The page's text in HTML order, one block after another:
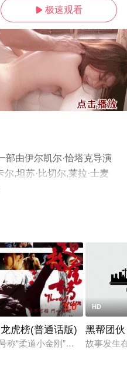
 极速观看
部由伊尔凯尔·恰塔克导演
,坦苏·比切尔,莱拉·士麦
普库尔特,希尔·艾罗格
电影网，更多相关信息可
网等平台了解。
）和阿姨（称为德加阿妈）回
5.0
虎榜(普通话版)
称“柔道小金刚”的司徒宝，曾
HD
黑帮团伙
故事发生